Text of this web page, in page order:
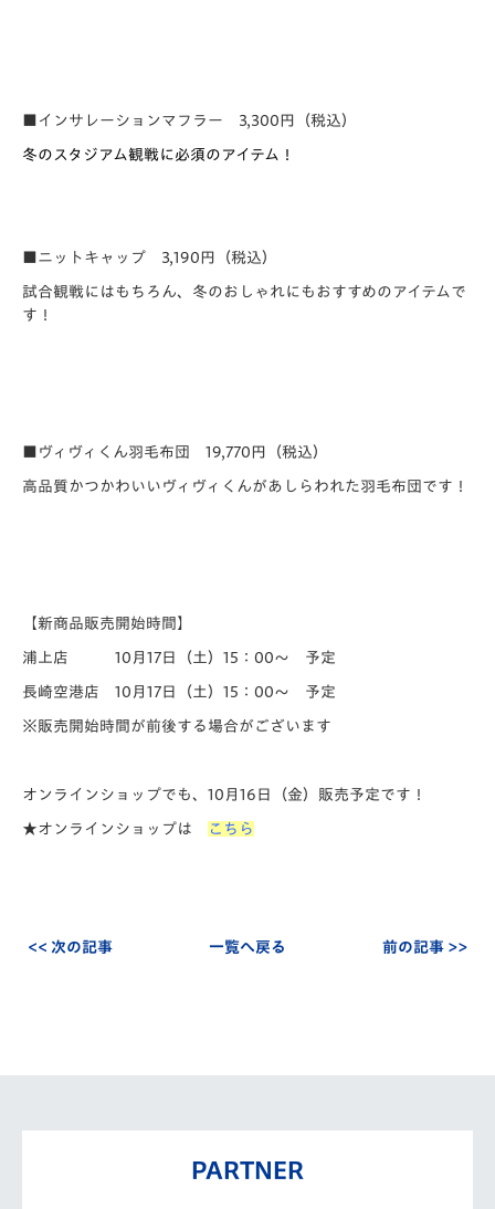
■インサレーションマフラー 3,300円（税込）
冬のスタジアム観戦に必須のアイテム！
■ニットキャップ 3,190円（税込）
試合観戦にはもちろん、冬のおしゃれにもおすすめのアイテムで
す！
■ヴィヴィくん羽毛布団 19,770円（税込）
高品質かつかわいいヴィヴィくんがあしらわれた羽毛布団 です！
【新商品販売開始時間】
浦上店 10月17日（土）15：00～ 予定
長崎空港店 10月17日（土）15：00～ 予定
※販売開始時間が前後する場合がございます
オンラインショップでも、10月16日（金）販売予定です！
★オンラインショップは こちら
<< 次の記事 一覧へ戻る 前の記事 >>
PARTNER